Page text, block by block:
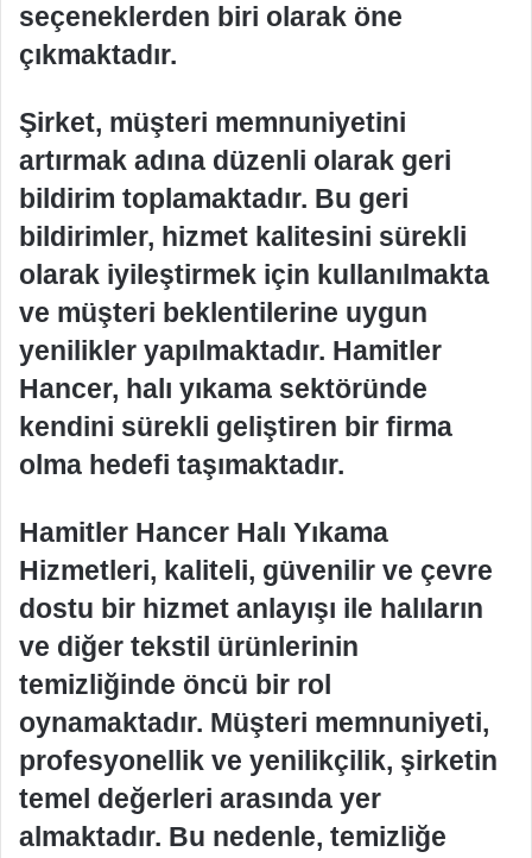
seçeneklerden biri olarak öne
çıkmaktadır.
Şirket, müşteri memnuniyetini
artırmak adına düzenli olarak geri
bildirim toplamaktadır. Bu geri
bildirimler, hizmet kalitesini sürekli
olarak iyileştirmek için kullanılmakta
ve müşteri beklentilerine uygun
yenilikler yapılmaktadır. Hamitler
Hancer, halı yıkama sektöründe
kendini sürekli geliştiren bir firma
olma hedefi taşımaktadır.
Hamitler Hancer Halı Yıkama
Hizmetleri, kaliteli, güvenilir ve çevre
dostu bir hizmet anlayışı ile halıların
ve diğer tekstil ürünlerinin
temizliğinde öncü bir rol
oynamaktadır. Müşteri memnuniyeti,
profesyonellik ve yenilikçilik, şirketin
temel değerleri arasında yer
almaktadır. Bu nedenle, temizliğe